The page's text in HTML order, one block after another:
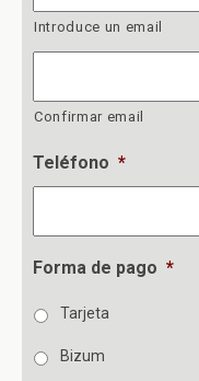
Introduce un email
Confirmar email
Teléfono *
Forma de pago *
Tarjeta
Bizum